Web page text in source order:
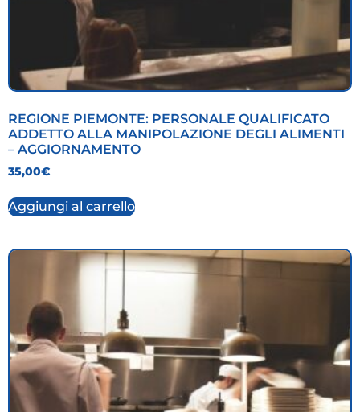
REGIONE PIEMONTE: PERSONALE QUALIFICATO
ADDETTO ALLA MANIPOLAZIONE DEGLI ALIMENTI
– AGGIORNAMENTO
35,00€
Aggiungi al carrello